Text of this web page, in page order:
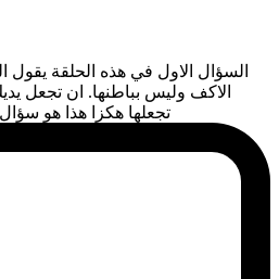
السؤال الاول في هذه الحلقة يقول
الاكف وليس بباطنها. ان تجعل
تجعلها هكزا هذا هو